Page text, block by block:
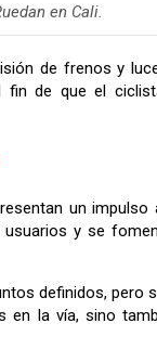
en Cali.
de frenos y
de que el
un
y se
definidos, pero
en la vía, sino